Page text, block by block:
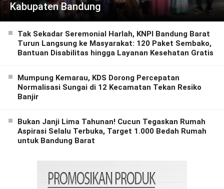
Kabupaten Bandung
Tak Sekadar Seremonial Harlah, KNPI Bandung Barat
Turun Langsung ke Masyarakat: 120 Paket Sembako,
Bantuan Disabilitas hingga Layanan Kesehatan Gratis
Mumpung Kemarau, KDS Dorong Percepatan
Normalisasi Sungai di 12 Kecamatan Tekan Resiko
Banjir
Bukan Janji Lima Tahunan! Cucun Tegaskan Rumah
Aspirasi Selalu Terbuka, Target 1.000 Bedah Rumah
untuk Bandung Barat